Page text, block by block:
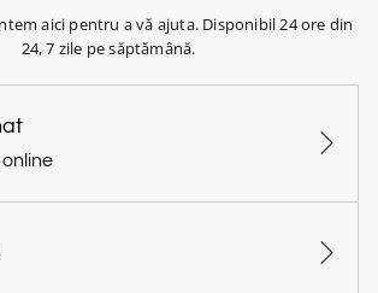
aici pentru a vă ajuta. Disponibil 24 ore din
24, 7 zile pe săptămână.